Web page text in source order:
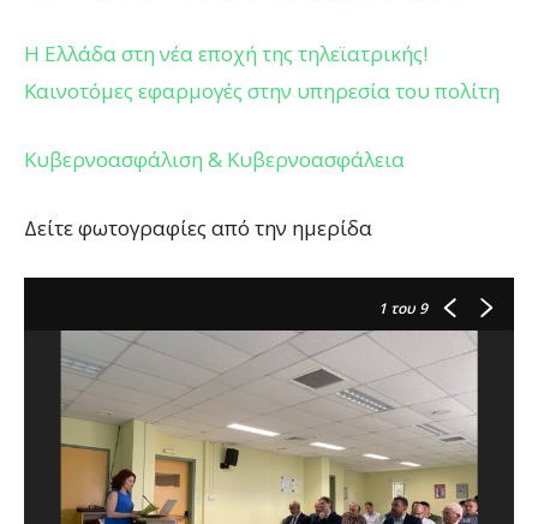
Η Ελλάδα στη νέα εποχή της τηλεϊατρικής!
Καινοτόμες εφαρμογές στην υπηρεσία του πολίτη
Κυβερνοασφάλιση & Κυβερνοασφάλεια
Δείτε φωτογραφίες από την ημερίδα
1 του 9